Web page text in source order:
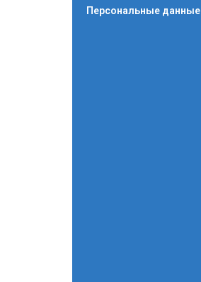
Персональные данные